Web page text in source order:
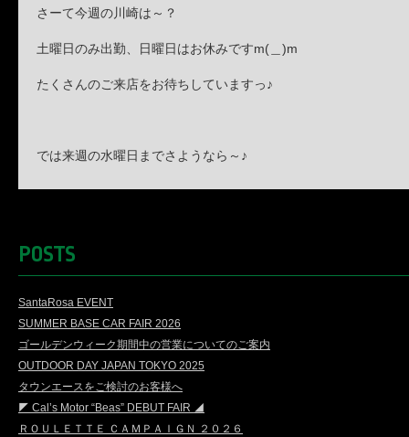
さーて今週の川崎は～？
土曜日のみ出勤、日曜日はお休みですm(＿)m
たくさんのご来店をお待ちしていますっ♪
では来週の水曜日までさようなら～♪
POSTS
SantaRosa EVENT
SUMMER BASE CAR FAIR 2026
ゴールデンウィーク期間中の営業についてのご案内
OUTDOOR DAY JAPAN TOKYO 2025
タウンエースをご検討のお客様へ
◤ Cal’s Motor “Beas” DEBUT FAIR ◢
ＲＯＵＬＥＴＴＥ ＣＡＭＰＡＩＧＮ ２０２６